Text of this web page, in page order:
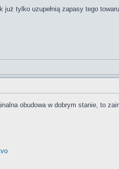
już tylko uzupełnią zapasy tego
obudowa w dobrym stanie, to